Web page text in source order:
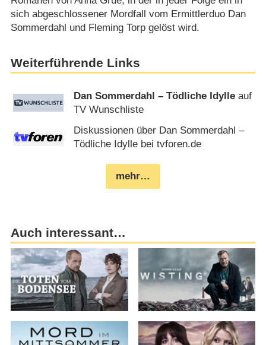
sich abgeschlossener Mordfall vom Ermittlerduo Dan
Sommerdahl und Fleming Torp gelöst wird.
Weiterführende Links
Dan Sommerdahl – Tödliche Idylle auf
TV Wunschliste
Diskussionen über Dan Sommerdahl –
Tödliche Idylle bei tvforen.de
mehr…
Auch interessant…